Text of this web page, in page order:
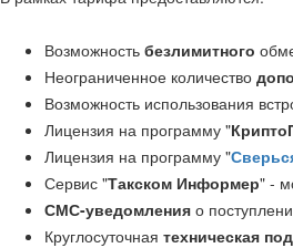
Возможность безлимитного
Неограниченное количество
Возможность использования
Лицензия на программу "
Лицензия на программу "
Сервис "Такском Информер" -
СМС-уведомления о
Круглосуточная техническая